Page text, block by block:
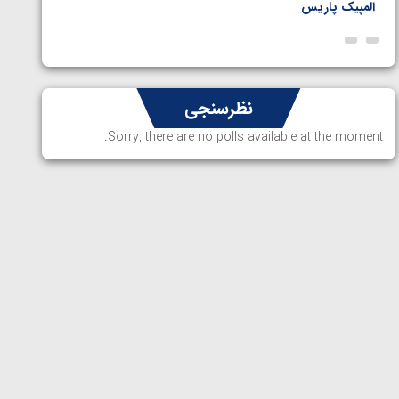
المپیک پاریس
نظرسنجی
Sorry, there are no polls available at the moment.